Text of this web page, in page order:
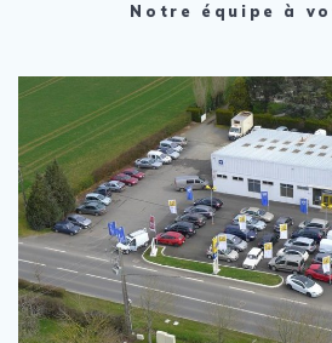
Notre équipe à